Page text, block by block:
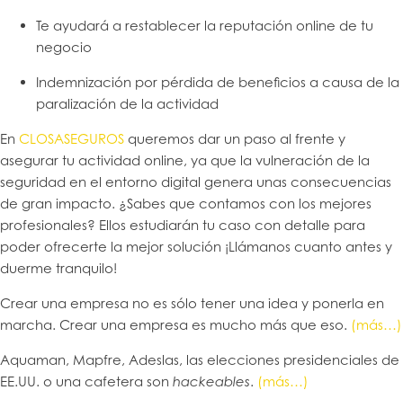
Te ayudará a restablecer la reputación online de tu
negocio
Indemnización por pérdida de beneficios a causa de la
paralización de la actividad
En CLOSASEGUROS queremos dar un paso al frente y
asegurar tu actividad online, ya que la vulneración de la
seguridad en el entorno digital genera unas consecuencias
de gran impacto. ¿Sabes que contamos con los mejores
profesionales? Ellos estudiarán tu caso con detalle para
poder ofrecerte la mejor solución ¡Llámanos cuanto antes y
duerme tranquilo!
Crear una empresa no es sólo tener una idea y ponerla en
marcha. Crear una empresa es mucho más que eso. (más…)
Aquaman, Mapfre, Adeslas, las elecciones presidenciales de
EE.UU. o una cafetera son hackeables. (más…)